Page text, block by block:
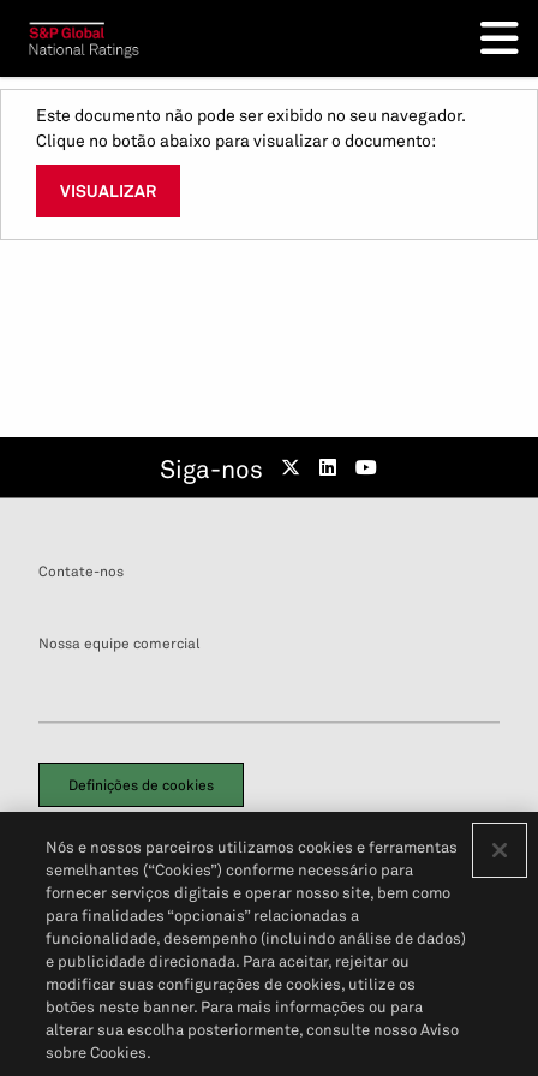
Este documento não pode ser exibido no seu navegador.
Clique no botão abaixo para visualizar o documento:
VISUALIZAR
Siga-nos
Contate-nos
Nossa equipe comercial
Definições de cookies
Política de PrivacidadePortal de privacidade do cliente (em inglês)
Não Venda Minhas Informações Pessoais© 2026 S&P Global
Nós e nossos parceiros utilizamos cookies e ferramentas
semelhantes (“Cookies”) conforme necessário para
fornecer serviços digitais e operar nosso site, bem como
para finalidades “opcionais” relacionadas a
funcionalidade, desempenho (incluindo análise de dados)
e publicidade direcionada. Para aceitar, rejeitar ou
modificar suas configurações de cookies, utilize os
botões neste banner. Para mais informações ou para
alterar sua escolha posteriormente, consulte nosso Aviso
sobre Cookies.